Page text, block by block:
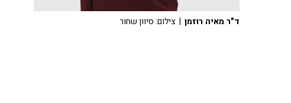
ד"ר מאיה רוזמן | צילום: סיוון שחור